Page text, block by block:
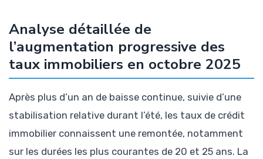
Analyse détaillée de
l’augmentation progressive des
taux immobiliers en octobre 2025
Après plus d’un an de baisse continue, suivie d’une
stabilisation relative durant l’été, les taux de crédit
immobilier connaissent une remontée, notamment
sur les durées les plus courantes de 20 et 25 ans. La